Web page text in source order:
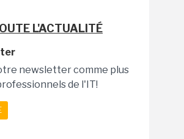
L'ACTUALITÉ
newsletter comme plus
de l'IT!